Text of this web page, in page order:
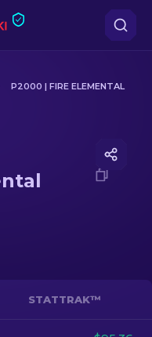
P2000 | FIRE ELEMENTAL
STATTRAK™